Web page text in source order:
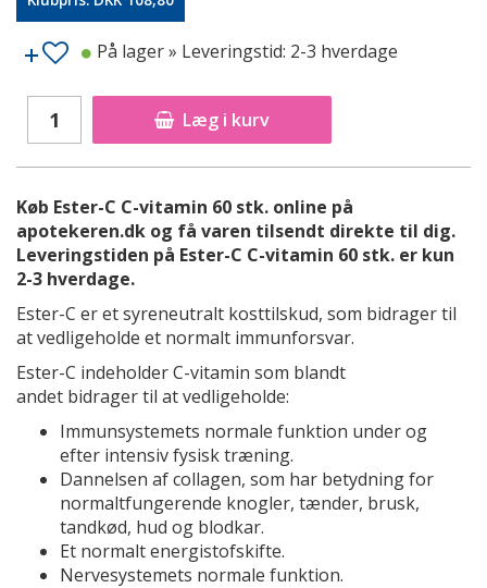
Læg i kurv
På lager» Leveringstid: 2-3 hverdage
Køb Ester-C C-vitamin 60 stk. online på
apotekeren.dk og få varen tilsendt direkte til dig.
Leveringstiden på Ester-C C-vitamin 60 stk. er kun
2-3 hverdage.
Ester-C er et syreneutralt kosttilskud, som bidrager til
at vedligeholde et normalt immunforsvar.
Ester-C indeholder C-vitamin som blandt
andet bidrager til at vedligeholde:
Immunsystemets normale funktion under og
efter intensiv fysisk træning.
Dannelsen af collagen, som har betydning for
normaltfungerende knogler, tænder, brusk,
tandkød, hud og blodkar.
Et normalt energistofskifte.
Nervesystemets normale funktion.